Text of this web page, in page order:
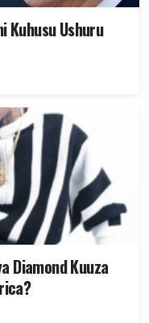
Kuhusu Ushuru
Diamond Kuuza